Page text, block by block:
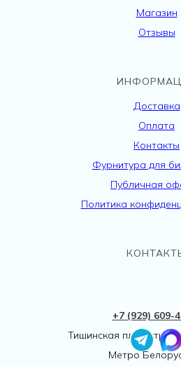
Магазин
Отзывы
Доставка
Оплата
Контакты
Фурнитура для
Публичная
Политика
+7 (929) 609-
Тишинская пл., 1
Метро